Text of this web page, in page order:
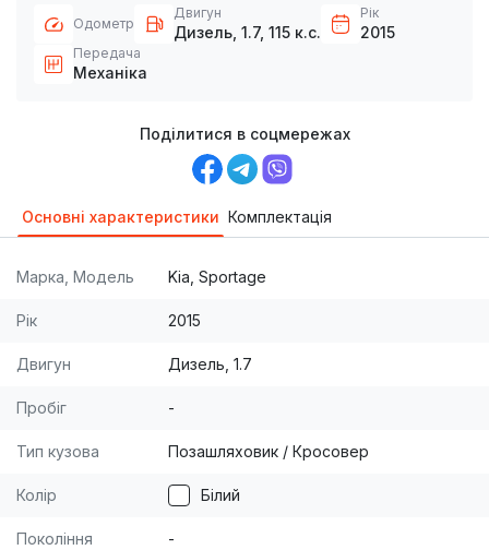
Одометр
Двигун
Дизель, 1.7, 115 к.с.
Рік
2015
Передача
Механіка
Поділитися в соцмережах
Основні характеристики Комплектація
Марка, Модель Kia, Sportage
Рік 2015
Двигун Дизель, 1.7
Пробіг -
Тип кузова Позашляховик / Кросовер
Колір Білий
Покоління -